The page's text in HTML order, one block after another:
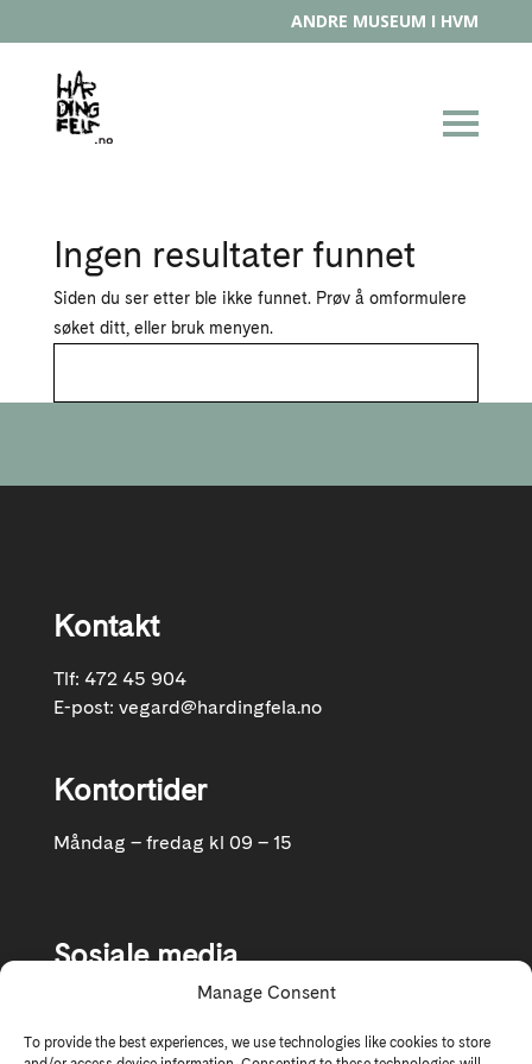
Manage Consent
To provide the best experiences, we use technologies like cookies to store
ANDRE MUSEUM I HVM
Ingen resultater funnet
Siden du ser etter ble ikke funnet. Prøv å omformulere
søket ditt, eller bruk menyen.
Kontakt
Tlf: 472 45 904
E-post: vegard@hardingfela.no
Kontortider
Måndag – fredag kl 09 – 15
Sosiale media
Følg oss gjerne på Facebook og Instagram